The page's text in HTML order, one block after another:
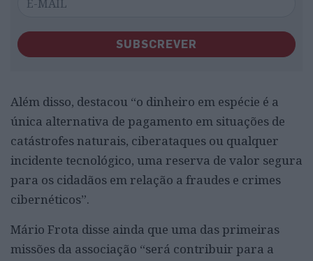
SUBSCREVER
Além disso, destacou “o dinheiro em espécie é a
única alternativa de pagamento em situações de
catástrofes naturais, ciberataques ou qualquer
incidente tecnológico, uma reserva de valor segura
para os cidadãos em relação a fraudes e crimes
cibernéticos”.
Mário Frota disse ainda que uma das primeiras
missões da associação “será contribuir para a